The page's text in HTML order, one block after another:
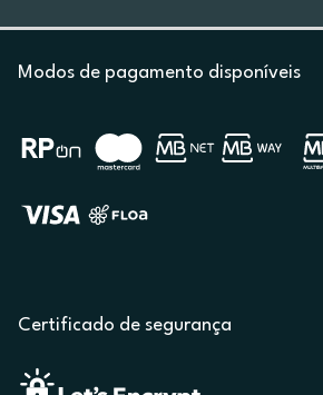
Modos de pagamento disponíveis
Certificado de segurança